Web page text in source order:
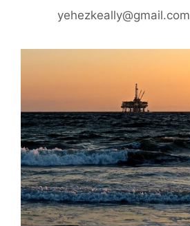
yehezkeally@gmail.com